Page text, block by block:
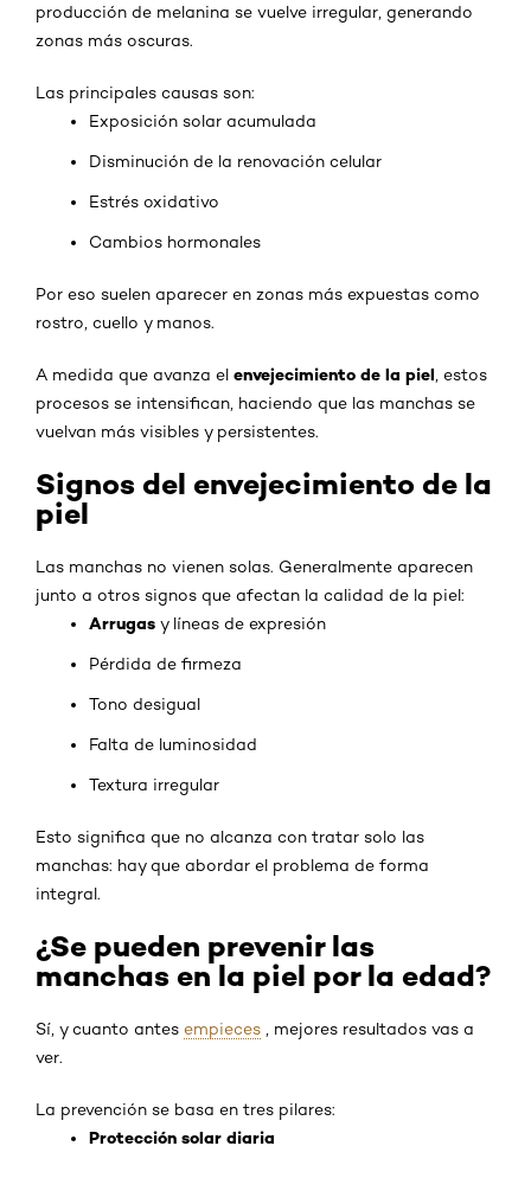
producción de melanina se vuelve irregular, generando
zonas más oscuras.
Las principales causas son:
Exposición solar acumulada
Disminución de la renovación celular
Estrés oxidativo
Cambios hormonales
Por eso suelen aparecer en zonas más expuestas como
rostro, cuello y manos.
A medida que avanza el envejecimiento de la piel , estos
procesos se intensifican, haciendo que las manchas se
vuelvan más visibles y persistentes.
Signos del envejecimiento de la
piel
Las manchas no vienen solas. Generalmente aparecen
junto a otros signos que afectan la calidad de la piel:
Arrugas y líneas de expresión
Pérdida de firmeza
Tono desigual
Falta de luminosidad
Textura irregular
Esto significa que no alcanza con tratar solo las
manchas: hay que abordar el problema de forma
integral.
¿Se pueden prevenir las
manchas en la piel por la edad?
Sí, y cuanto antes empieces , mejores resultados vas a
ver.
La prevención se basa en tres pilares:
Protección solar diaria